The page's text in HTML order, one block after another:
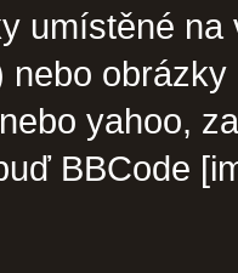
umístěné
nebo
yahoo,
BBCode